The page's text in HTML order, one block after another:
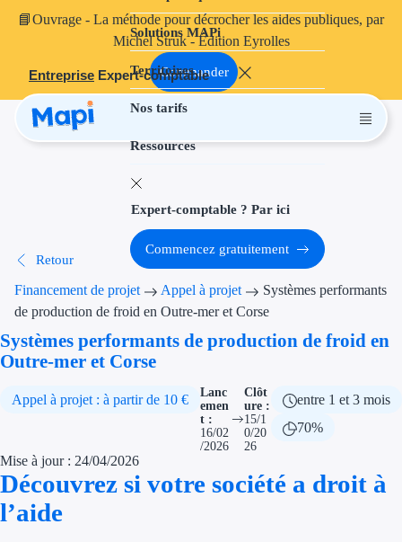
📘Ouvrage - La méthode pour décrocher les aides publiques, par
Michel Struk - Édition Eyrolles
Commander
Entreprise Expert-comptable
Solutions MAPi
Territoires
Nos tarifs
Ressources
Projets finançables
Aides à
Aides
Thématiques
Financement
Économies
Expert-comptable ? Par ici
Commencez gratuitement
Retour
Financement de projet Appel à projet
Systèmes performants
de production de froid en Outre-mer et Corse
Systèmes performants de production de froid en
Outre-mer et Corse
Appel à projet : à partir de 10 €
Lanc
emen
t :
16/02
/2026
Clôt
ure :
15/1
0/20
26
entre 1 et 3 mois
70%
Mise à jour : 24/04/2026
Découvrez si votre société a droit à
l’aide